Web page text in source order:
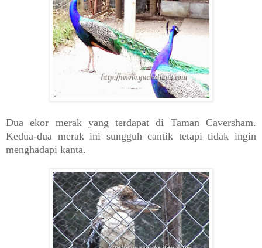
Dua ekor merak yang terdapat di Taman Caversham.
Kedua-dua merak ini sungguh cantik tetapi tidak ingin
menghadapi kanta.